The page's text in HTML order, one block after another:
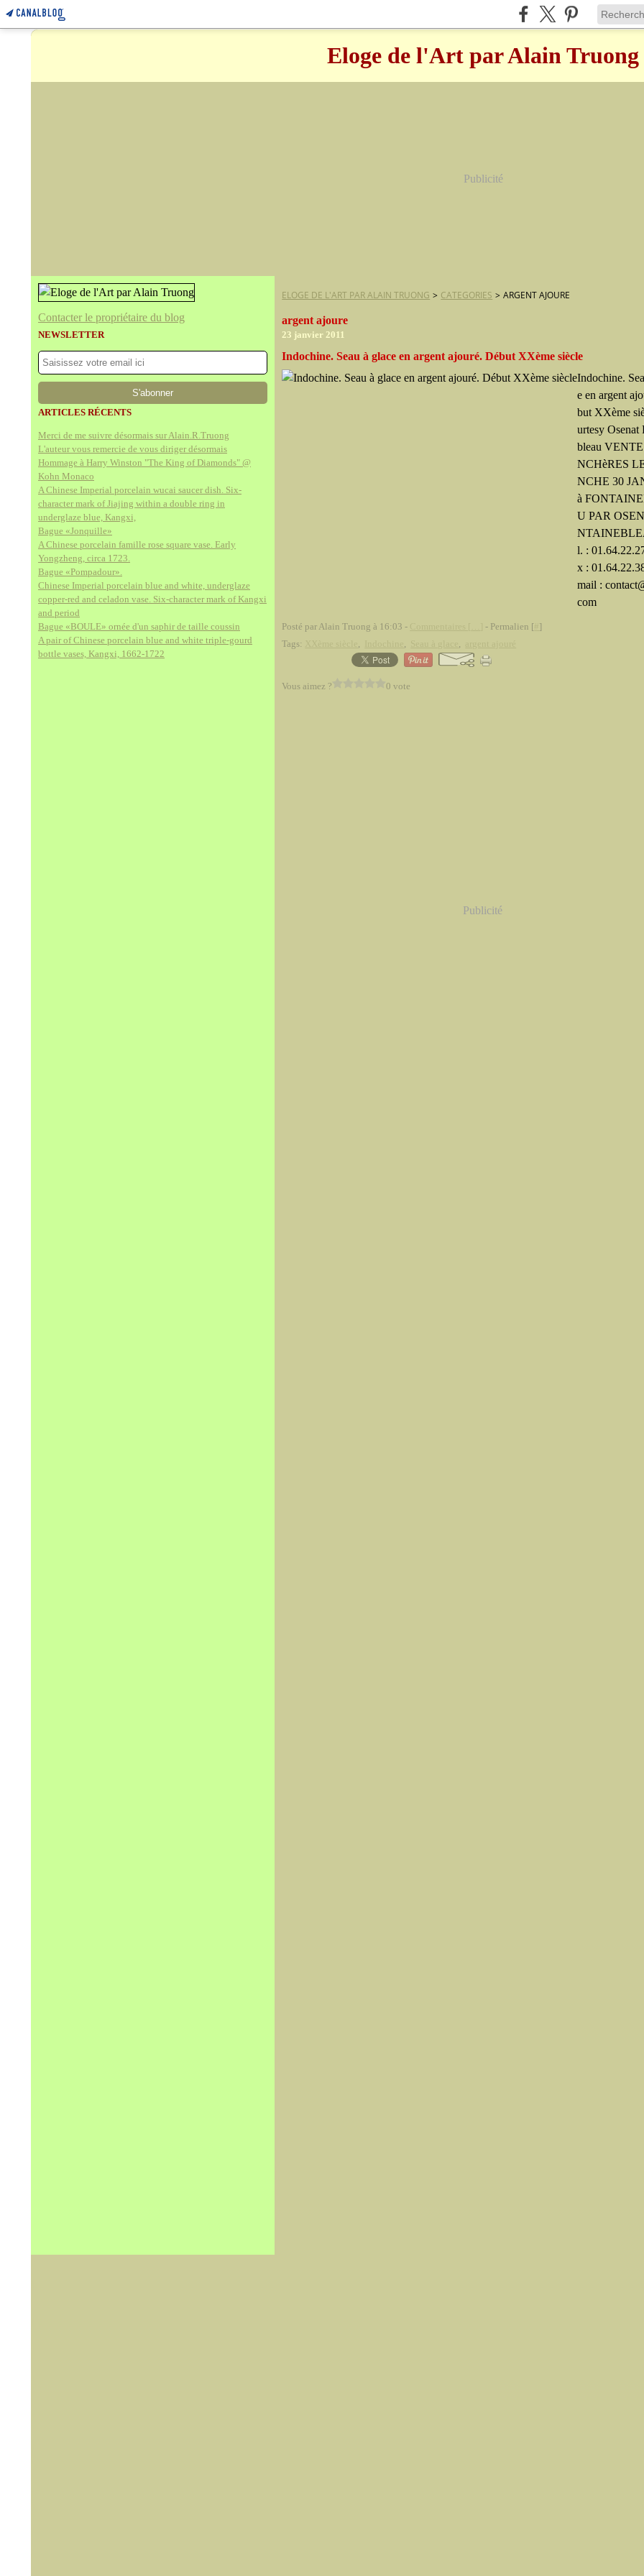
Eloge de l'Art par Alain Truong
Publicité
Contacter le propriétaire du blog
NEWSLETTER
ARTICLES RÉCENTS
Merci de me suivre désormais sur Alain.R.Truong
L'auteur vous remercie de vous diriger désormais
Hommage à Harry Winston "The King of Diamonds" @
Kohn Monaco
A Chinese Imperial porcelain wucai saucer dish. Six-
character mark of Jiajing within a double ring in
underglaze blue, Kangxi,
Bague «Jonquille»
A Chinese porcelain famille rose square vase. Early
Yongzheng, circa 1723.
Bague «Pompadour».
Chinese Imperial porcelain blue and white, underglaze
copper-red and celadon vase. Six-character mark of Kangxi
and period
Bague «BOULE» ornée d'un saphir de taille coussin
A pair of Chinese porcelain blue and white triple-gourd
bottle vases, Kangxi, 1662-1722
ELOGE DE L'ART PAR ALAIN TRUONG > CATEGORIES > ARGENT AJOURE
argent ajoure
23 janvier 2011
Indochine. Seau à glace en argent ajouré. Début XXème siècle
Indochine.
e en argent
but XXème
urtesy Osenat
bleau
NCHèRES
NCHE 30
à
U PAR
l. :
x :
mail :
com
Posté par Alain Truong à 16:03 - - Permalien [ ]
Tags:
, , ,
Vous aimez ? 0 vote
Publicité